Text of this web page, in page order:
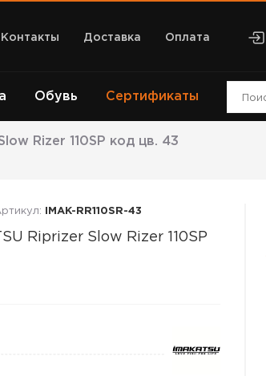
Контакты Доставка Оплата
Обувь Сертификаты
Rizer 110SP код цв. 43
IMAK-RR110SR-43
Riprizer Slow Rizer 110SP